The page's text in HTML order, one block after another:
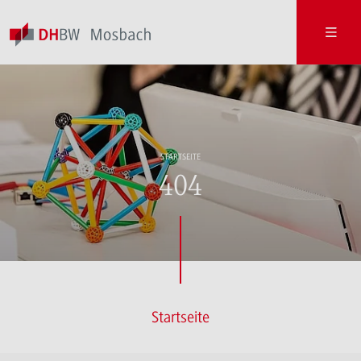
STARTSEITE
404
Startseite